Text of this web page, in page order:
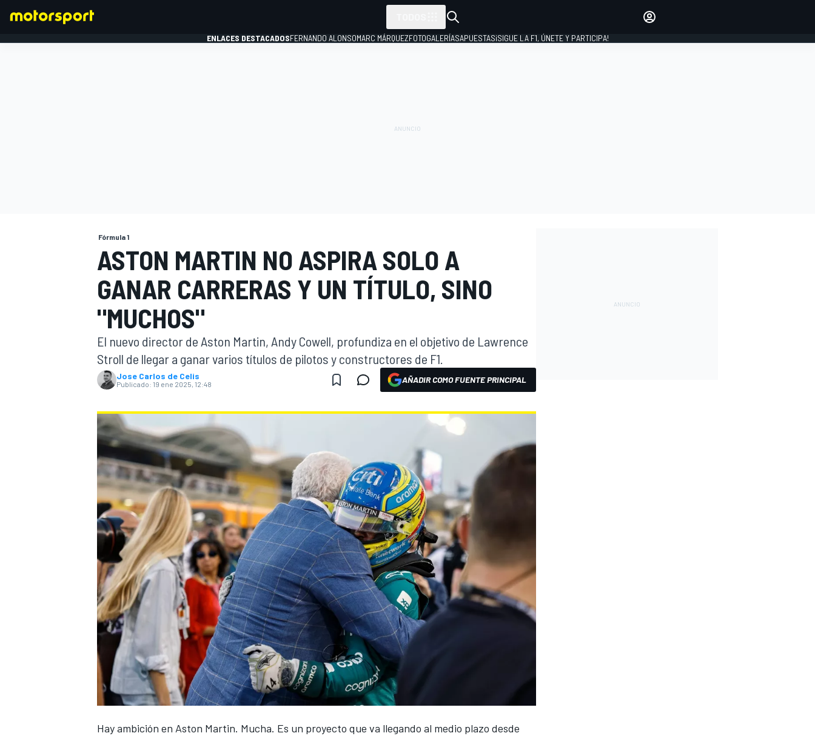
WEC FÓRMULA E
ENLACES DESTACADOSFERNANDO ALONSOMARC MÁRQUEZFOTOGALERÍASAPUESTAS¡SIGUE LA F1, ÚNETE Y PARTICIPA!
Fórmula 1
ASTON MARTIN NO ASPIRA SOLO A
GANAR CARRERAS Y UN TÍTULO, SINO
"MUCHOS"
El nuevo director de Aston Martin, Andy Cowell, profundiza en el objetivo de Lawrence
Stroll de llegar a ganar varios títulos de pilotos y constructores de F1.
Jose Carlos de Celis
Publicado: 19 ene 2025, 12:48 AÑADIR COMO FUENTE PRINCIPAL
Hay ambición en Aston Martin. Mucha. Es un proyecto que va llegando al medio plazo desde